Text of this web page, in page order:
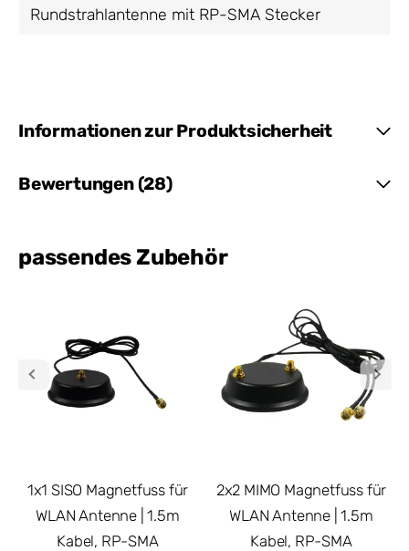
Rundstrahlantenne mit RP-SMA Stecker
Informationen zur Produktsicherheit
Bewertungen (28)
passendes Zubehör
1x1 SISO Magnetfuss für
WLAN Antenne | 1.5m
Kabel, RP-SMA
2x2 MIMO Magnetfuss für
WLAN Antenne | 1.5m
Kabel, RP-SMA